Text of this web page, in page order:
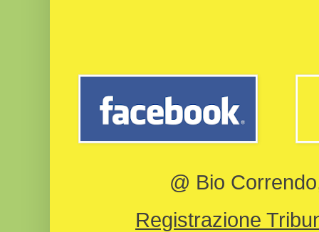
@ Bio
Registrazione